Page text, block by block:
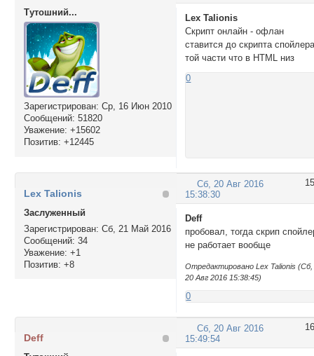
Тутошний...
Зарегистрирован: Ср, 16 Июн 2010
Сообщений: 51820
Уважение: +15602
Позитив: +12445
Lex Talionis
Скрипт онлайн - офлан
ставится до скрипта
той части что в HTML низ
0
15
Сб, 20 Авг 2016
15:38:30
Lex Talionis
Заслуженный
Зарегистрирован: Сб, 21 Май 2016
Сообщений: 34
Уважение: +1
Позитив: +8
Deff
пробовал, тогда скрип
не работает вообще
Отредактировано Lex Talionis (Сб,
20 Авг 2016 15:38:45)
0
16
Сб, 20 Авг 2016
15:49:54
Deff